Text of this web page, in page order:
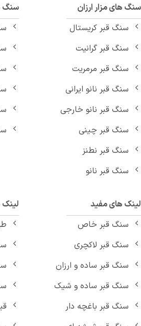
های مزار ارزان
سنگ قبر کریستال
سنگ قبر گرانیت
سنگ قبر مرمریت
سنگ قبر نانو ایرانی
سنگ قبر نانو خارجی
سنگ قبر چینی
سنگ قبر نطنز
سنگ قبر نانو
سنگ
سنگ
سنگ
های مفید
سنگ قبر خاص
سنگ قبر لاکچری
سنگ قبر ساده و ارزان
سنگ قبر ساده و شیک
سنگ قبر باغچه دار
لینک